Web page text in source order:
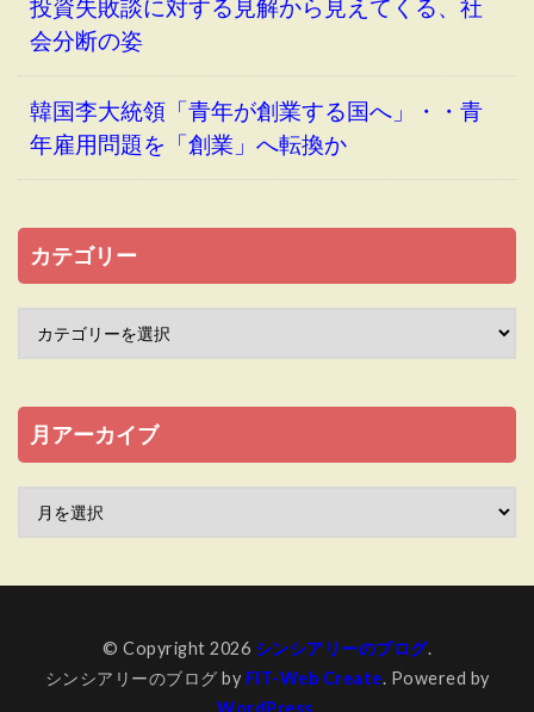
投資失敗談に対する見解から見えてくる、社
会分断の姿
韓国李大統領「青年が創業する国へ」・・青
年雇用問題を「創業」へ転換か
カテゴリー
月アーカイブ
© Copyright 2026 シンシアリーのブログ.
シンシアリーのブログ by FIT-Web Create. Powered by
WordPress